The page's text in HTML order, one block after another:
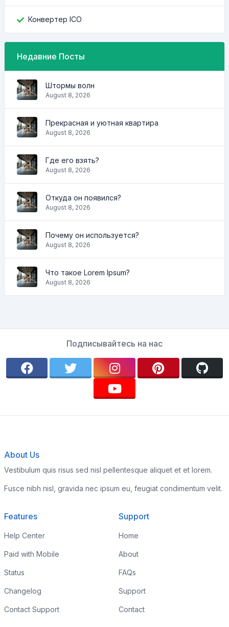
Конвертер ICO
Недавние Посты
Штормы волн
August 8, 2026
Прекрасная и уютная квартира
August 8, 2026
Где его взять?
August 8, 2026
Откуда он появился?
August 8, 2026
Почему он используется?
August 8, 2026
Что такое Lorem Ipsum?
August 8, 2026
Подписывайтесь на нас
About Us
Vestibulum quis risus sed nisl pellentesque aliquet et et lorem.
Fusce nibh nisl, gravida nec ipsum eu, feugiat condimentum velit.
Features
Help Center
Paid with Mobile
Status
Changelog
Contact Support
Support
Home
About
FAQs
Support
Contact